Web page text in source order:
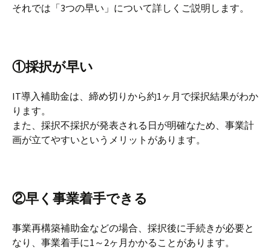
それでは「3つの早い」について詳しくご説明します。
①採択が早い
IT導入補助金は、締め切りから約1ヶ月で採択結果がわか
ります。
また、採択不採択が発表される日が明確なため、事業計
画が立てやすいというメリットがあります。
②早く事業着手できる
事業再構築補助金などの場合、採択後に手続きが必要と
なり、事業着手に1～2ヶ月かかることがあります。